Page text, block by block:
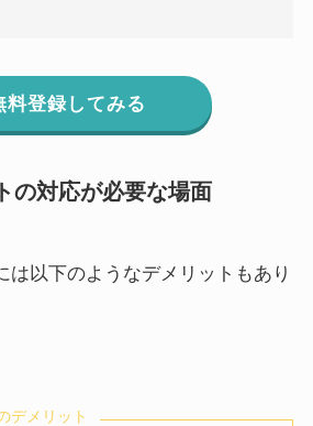
料登録してみる
の対応が必要な場面
は以下のようなデメリットもあり
デメリット